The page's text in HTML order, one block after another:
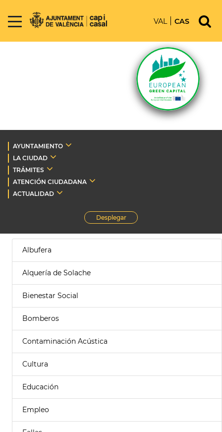
VAL CAS
AYUNTAMIENTO
LA CIUDAD
TRÁMITES
ATENCIÓN CIUDADANA
ACTUALIDAD
Desplegar
Albufera
Alquería de Solache
Bienestar Social
Bomberos
Contaminación Acústica
Cultura
Educación
Empleo